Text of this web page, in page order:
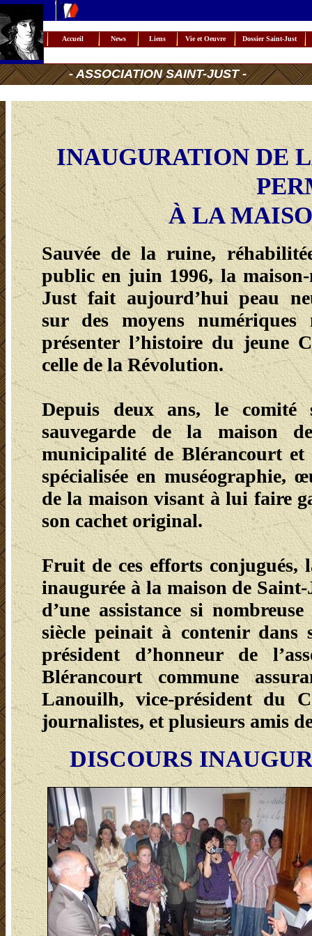
Accueil News Liens Vie et Oeuvre Dossier Saint-Just
- ASSOCIATION SAINT-JUST -
INAUGURATION DE
À LA
Sauvée de la ruine,
public en juin 1996, la maison-
Just fait aujourd’hui peau
sur des moyens numériques
présenter l’histoire du jeune
celle de la Révolution.
Depuis deux ans, le comité
sauvegarde de la maison
municipalité de Blérancourt
spécialisée en muséographie,
de la maison visant à lui faire
son cachet original.
Fruit de ces efforts conjugués,
inaugurée à la maison de
d’une assistance si
siècle peinait à contenir
président d’honneur de
Blérancourt commune
Lanouilh, vice-président du
journalistes, et plusieurs amis
DISCOURS